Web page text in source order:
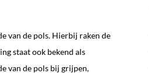
van de pols. Hierbij raken de
staat ook bekend als
van de pols bij grijpen,